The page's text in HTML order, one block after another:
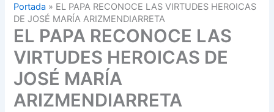
Portada » EL PAPA RECONOCE LAS VIRTUDES HEROICAS
DE JOSÉ MARÍA ARIZMENDIARRETA
EL PAPA RECONOCE LAS
VIRTUDES HEROICAS DE
JOSÉ MARÍA
ARIZMENDIARRETA